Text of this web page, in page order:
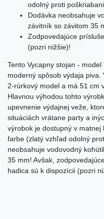
odolný proti
Dodávka neobsahuje
závitník so závitom 35
Zodpovedajúce
(pozri nižšie)!
Tento Vycapny stojan -
moderný spôsob výdaja
2-rúrkový model a má 51 cm
Hlavnou výhodou tohto
upevnenie výdajnej veže,
situáciách vrátane party a
výrobok je dostupný v
farbe (zlatý vzhľad odolný
neobsahuje vodovodný
35 mm! Avšak,
hadica sú k dispozícii (pozri